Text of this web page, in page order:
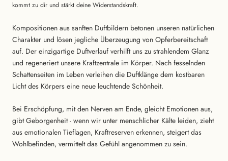
kommt zu dir und stärkt deine Widerstandskraft.
Kompositionen aus sanften Duftbildern betonen unseren natürlichen
Charakter und lösen jegliche Überzeugung von Opferbereitschaft
auf. Der einzigartige Duftverlauf verhilft uns zu strahlendem Glanz
und regeneriert unsere Kraftzentrale im Körper. Nach fesselnden
Schattenseiten im Leben verleihen die Duftklänge dem kostbaren
Licht des Körpers eine neue leuchtende Schönheit.
Bei Erschöpfung, mit den Nerven am Ende, gleicht Emotionen aus,
gibt Geborgenheit - wenn wir unter menschlicher Kälte leiden, zieht
aus emotionalen Tieflagen, Kraftreserven erkennen, steigert das
Wohlbefinden, vermittelt das Gefühl angenommen zu sein.